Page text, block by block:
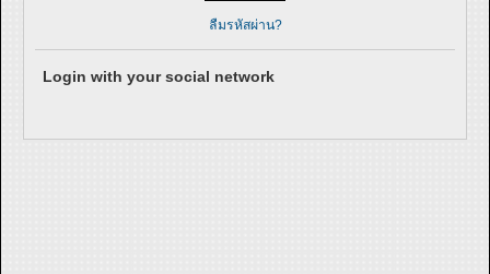
ลืมรหัสผ่าน?
Login with your social network